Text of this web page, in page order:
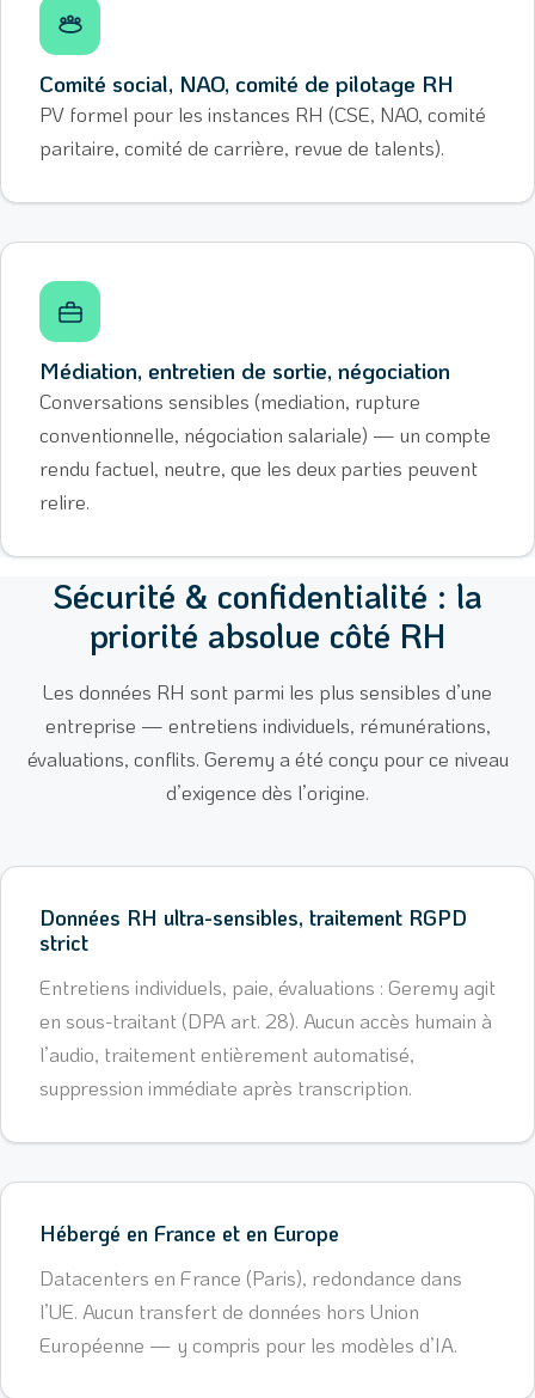
Comité social, NAO, comité de pilotage RH
PV formel pour les instances RH (CSE, NAO, comité
paritaire, comité de carrière, revue de talents).
Médiation, entretien de sortie, négociation
Conversations sensibles (mediation, rupture
conventionnelle, négociation salariale) — un compte
rendu factuel, neutre, que les deux parties peuvent
relire.
Sécurité & confidentialité : la
priorité absolue côté RH
Les données RH sont parmi les plus sensibles d’une
entreprise — entretiens individuels, rémunérations,
évaluations, conflits. Geremy a été conçu pour ce niveau
d’exigence dès l’origine.
Données RH ultra-sensibles, traitement RGPD
strict
Entretiens individuels, paie, évaluations : Geremy agit
en sous-traitant (DPA art. 28). Aucun accès humain à
l’audio, traitement entièrement automatisé,
suppression immédiate après transcription.
Hébergé en France et en Europe
Datacenters en France (Paris), redondance dans
l’UE. Aucun transfert de données hors Union
Européenne — y compris pour les modèles d’IA.